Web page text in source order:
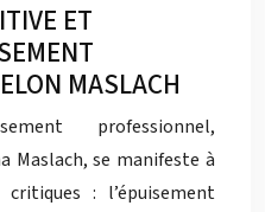
ET
MASLACH
professionnel,
Maslach, se manifeste à
: l’épuisement